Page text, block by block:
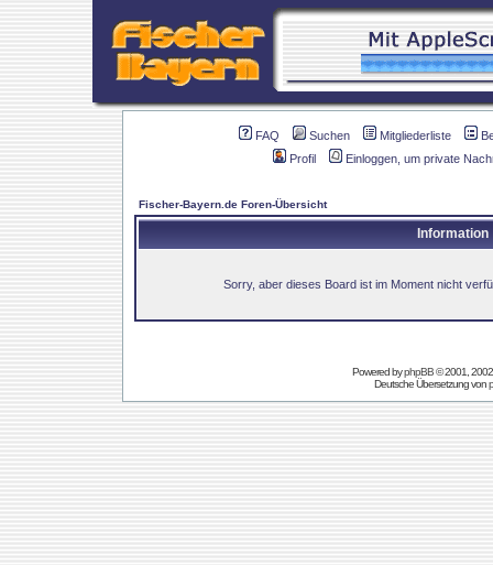
FAQ Suchen Mitgliederliste
Profil
Einloggen, um private
Fischer-Bayern.de Foren-Übersicht
Information
Sorry, aber dieses Board ist im Moment nicht
Powered byphpBB© 2001,
Deutsche Übersetzung von